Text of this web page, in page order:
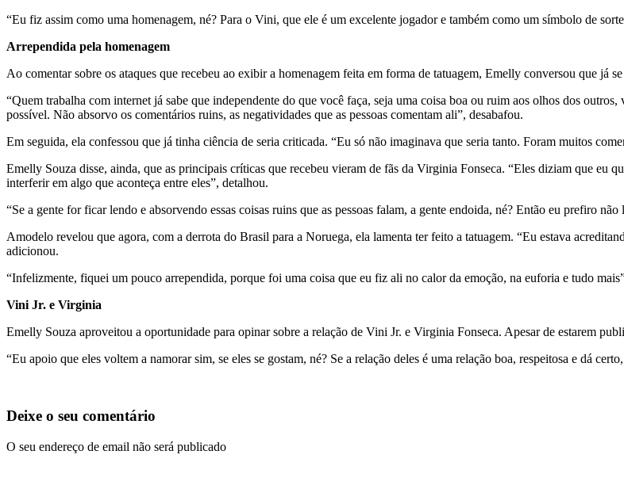
“Eu fiz assim como uma homenagem, né? Para o Vini, que ele é um excelente jogador e também como um símbolo de
Arrependida pela homenagem
Ao comentar sobre os ataques que recebeu ao exibir a homenagem feita em forma de tatuagem, Emelly conversou que já
“Quem trabalha com internet já sabe que independente do que você faça, seja uma coisa boa ou ruim aos olhos dos
possível. Não absorvo os comentários ruins, as negatividades que as pessoas comentam ali”, desabafou.
Em seguida, ela confessou que já tinha ciência de seria criticada. “Eu só não imaginava que seria tanto. Foram muitos
Emelly Souza disse, ainda, que as principais críticas que recebeu vieram de fãs da Virginia Fonseca. “Eles diziam que eu
interferir em algo que aconteça entre eles”, detalhou.
“Se a gente for ficar lendo e absorvendo essas coisas ruins que as pessoas falam, a gente endoida, né? Então eu prefiro
Amodelo revelou que agora, com a derrota do Brasil para a Noruega, ela lamenta ter feito a tatuagem. “Eu estava
adicionou.
“Infelizmente, fiquei um pouco arrependida, porque foi uma coisa que eu fiz ali no calor da emoção, na euforia e tudo
Vini Jr. e Virginia
Emelly Souza aproveitou a oportunidade para opinar sobre a relação de Vini Jr. e Virginia Fonseca. Apesar de estarem
“Eu apoio que eles voltem a namorar sim, se eles se gostam, né? Se a relação deles é uma relação boa, respeitosa e dá
Deixe o seu comentário
O seu endereço de email não será publicado